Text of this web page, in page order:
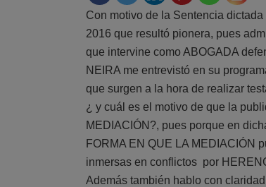
Con motivo de la Sentencia
2016 que resultó pionera, pues
que intervine como ABOGADA
NEIRA me entrevistó en su
que surgen a la hora de realizar
¿ y cuál es el motivo de que la
MEDIACIÓN?, pues porque en
FORMA EN QUE LA MEDIACIÓN
inmersas en conflictos por
Además también hablo con